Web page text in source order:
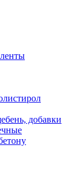
добавки